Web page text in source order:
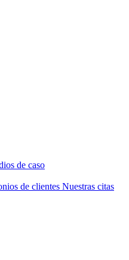
de caso
de clientes Nuestras citas